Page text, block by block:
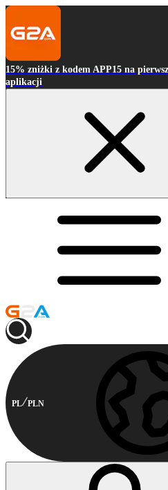
15% zniżki z kodem APP15 na
aplikacji
PL PLN